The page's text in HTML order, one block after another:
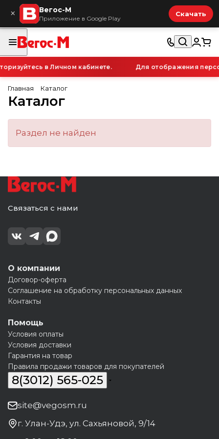
× Вегос-М
Приложение в Google Play
Скачать
в Личном кабинете. Для отображения
Главная Каталог
Каталог
Раздел не найден
Связаться с нами
О компании
Договор-оферта
Соглашение на обработку персональных данных
Контакты
Помощь
Условия оплаты
Условия доставки
Гарантия на товар
Правила продажи товаров для покупателей
8(3012) 565-025
site@vegosm.ru
г. Улан-Удэ, ул. Сахьяновой, 9/14